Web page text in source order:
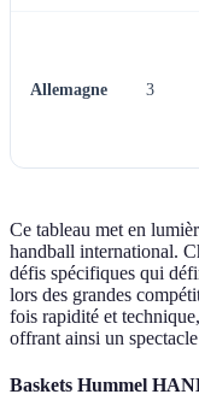
Allemagne 3
Ce tableau met en
handball international.
défis spécifiques qui
lors des grandes
fois rapidité et
offrant ainsi un
Baskets Hummel